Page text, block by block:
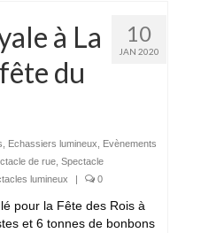
10
JAN 2020
à La
du
Echassiers lumineux
Evènements
de rue, Spectacle
lumineux | 0
pour la Fête des Rois à
et 6 tonnes de bonbons